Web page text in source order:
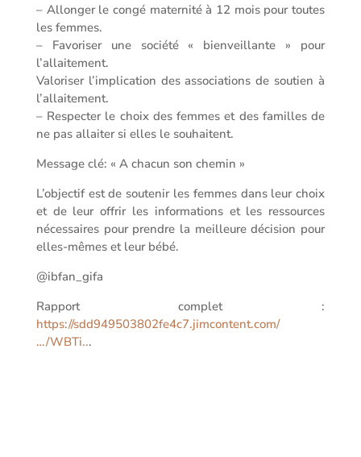
– Allonger le congé maternité à 12 mois pour toutes
les femmes.
– Favoriser une société « bienveillante » pour
l’allaitement.
Valoriser l’implication des associations de soutien à
l’allaitement.
– Respecter le choix des femmes et des familles de
ne pas allaiter si elles le souhaitent.
Message clé: « A chacun son chemin »
L’objectif est de soutenir les femmes dans leur choix
et de leur offrir les informations et les ressources
nécessaires pour prendre la meilleure décision pour
elles-mêmes et leur bébé.
@ibfan_gifa
Rapport complet :
https://sdd949503802fe4c7.jimcontent.com/
…/WBTi...